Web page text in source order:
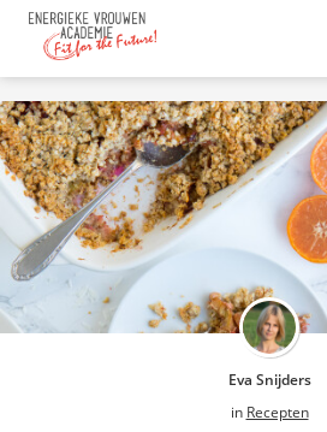
Eva Snijders
in Recepten